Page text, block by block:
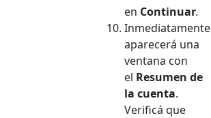
en Continuar.
Inmediatamente
aparecerá una
ventana con
el Resumen de
la cuenta.
Verificá que